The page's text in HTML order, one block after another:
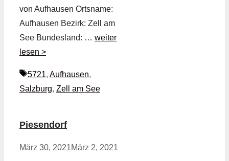
von Aufhausen Ortsname:
Aufhausen Bezirk: Zell am
See Bundesland: … weiter
lesen >
Schlagwörter
5721, Aufhausen,
Salzburg, Zell am See
Piesendorf
März 30, 2021März 2, 2021